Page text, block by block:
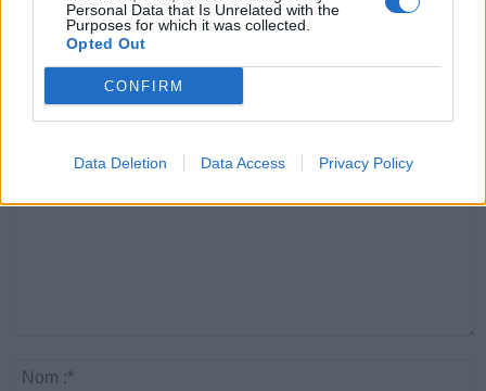
Personal Data that Is Unrelated with the
Purposes for which it was collected.
Opted Out
CONFIRM
Data Deletion Data Access Privacy Policy
essentiels des
cardiologues pour
éviter le danger
attention à la pénurie de
lunettes de sécurité
révolutionnaire pour
LAISSER UN COMMENTAIRE